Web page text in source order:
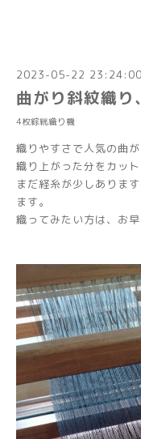
2023-05-22 23:24:00
曲がり斜紋織り
4枚綜絖織り機
織りやすさで人気の曲が
織り上がった分をカット
まだ経糸が少しありま
ます。
織ってみたい方は、お早